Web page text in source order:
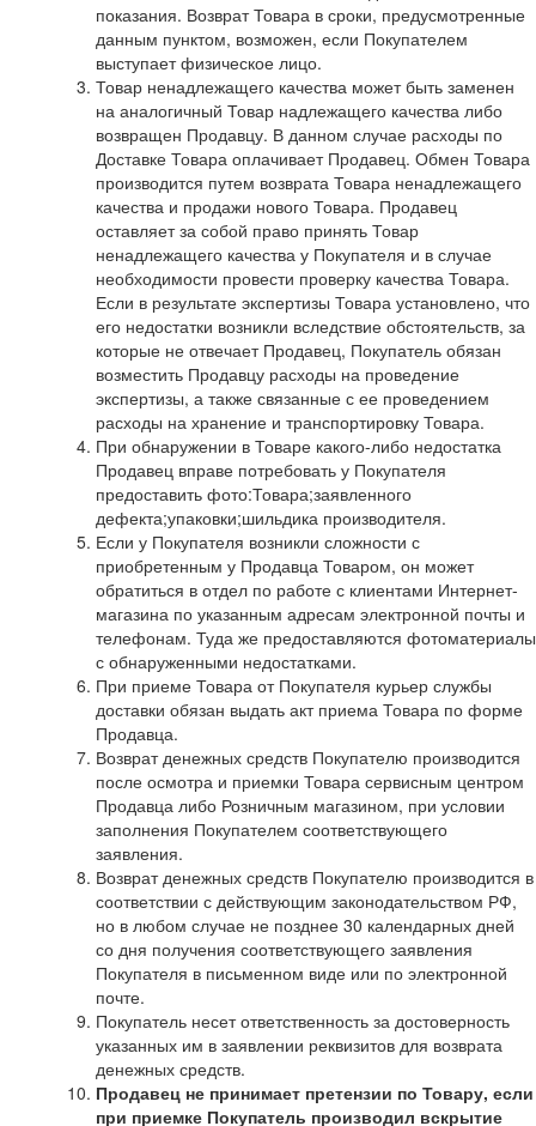
показания. Возврат Товара в сроки, предусмотренные
данным пунктом, возможен, если Покупателем
выступает физическое лицо.
Товар ненадлежащего качества может быть заменен
на аналогичный Товар надлежащего качества либо
возвращен Продавцу. В данном случае расходы по
Доставке Товара оплачивает Продавец. Обмен Товара
производится путем возврата Товара ненадлежащего
качества и продажи нового Товара. Продавец
оставляет за собой право принять Товар
ненадлежащего качества у Покупателя и в случае
необходимости провести проверку качества Товара.
Если в результате экспертизы Товара установлено, что
его недостатки возникли вследствие обстоятельств, за
которые не отвечает Продавец, Покупатель обязан
возместить Продавцу расходы на проведение
экспертизы, а также связанные с ее проведением
расходы на хранение и транспортировку Товара.
При обнаружении в Товаре какого-либо недостатка
Продавец вправе потребовать у Покупателя
предоставить фото:Товара;заявленного
дефекта;упаковки;шильдика производителя.
Если у Покупателя возникли сложности с
приобретенным у Продавца Товаром, он может
обратиться в отдел по работе с клиентами Интернет-
магазина по указанным адресам электронной почты и
телефонам. Туда же предоставляются фотоматериалы
с обнаруженными недостатками.
При приеме Товара от Покупателя курьер службы
доставки обязан выдать акт приема Товара по форме
Продавца.
Возврат денежных средств Покупателю производится
после осмотра и приемки Товара сервисным центром
Продавца либо Розничным магазином, при условии
заполнения Покупателем соответствующего
заявления.
Возврат денежных средств Покупателю производится в
соответствии с действующим законодательством РФ,
но в любом случае не позднее 30 календарных дней
со дня получения соответствующего заявления
Покупателя в письменном виде или по электронной
почте.
Покупатель несет ответственность за достоверность
указанных им в заявлении реквизитов для возврата
денежных средств.
Продавец не принимает претензии по Товару, если
при приемке Покупатель производил вскрытие